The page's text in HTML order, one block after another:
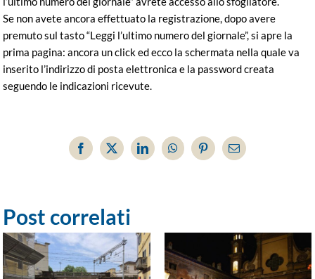
Se non avete ancora effettuato la registrazione, dopo avere
premuto sul tasto “Leggi l’ultimo numero del giornale”, si apre la
prima pagina: ancora un click ed ecco la schermata nella quale va
inserito l’indirizzo di posta elettronica e la password creata
seguendo le indicazioni ricevute.
Facebook
X LinkedInWhatsAppPinterestEmail
Post correlati